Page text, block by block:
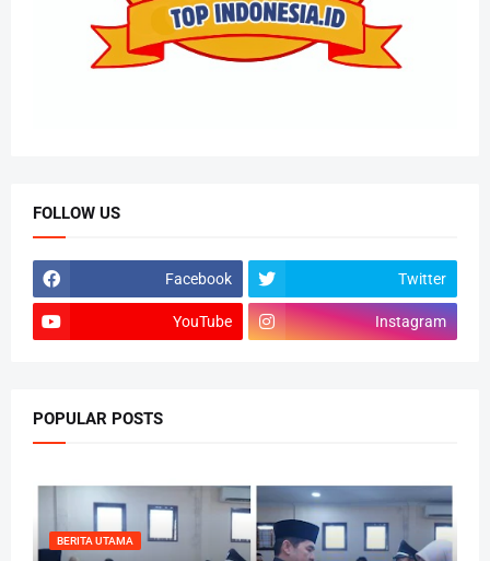
FOLLOW US
Facebook Twitter
YouTube Instagram
POPULAR POSTS
BERITA UTAMA